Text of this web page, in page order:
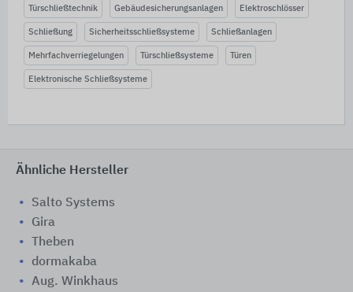
Türschließtechnik Gebäudesicherungsanlagen Elektroschlösser
Schließung Sicherheitsschließsysteme Schließanlagen
Mehrfachverriegelungen Türschließsysteme Türen
Elektronische Schließsysteme
Ähnliche Hersteller
Salto Systems
Gira
Theben
dormakaba
Aug. Winkhaus